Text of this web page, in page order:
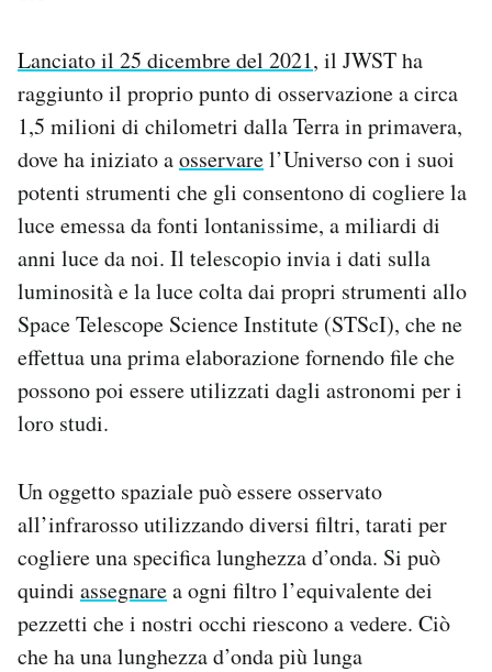
Lanciato il 25 dicembre del 2021, il JWST ha
raggiunto il proprio punto di osservazione a circa
1,5 milioni di chilometri dalla Terra in primavera,
dove ha iniziato aosservarel’Universo con i suoi
potenti strumenti che gli consentono di cogliere la
luce emessa da fonti lontanissime, a miliardi di
anni luce da noi. Il telescopio invia i dati sulla
luminosità e la luce colta dai propri strumenti allo
Space Telescope Science Institute (STScI), che ne
effettua una prima elaborazione fornendo file che
possono poi essere utilizzati dagli astronomi per i
loro studi.
Un oggetto spaziale può essere osservato
all’infrarosso utilizzando diversi filtri, tarati per
cogliere una specifica lunghezza d’onda. Si può
quindi assegnarea ogni filtro l’equivalente dei
pezzetti che i nostri occhi riescono a vedere. Ciò
che ha una lunghezza d’onda più lunga